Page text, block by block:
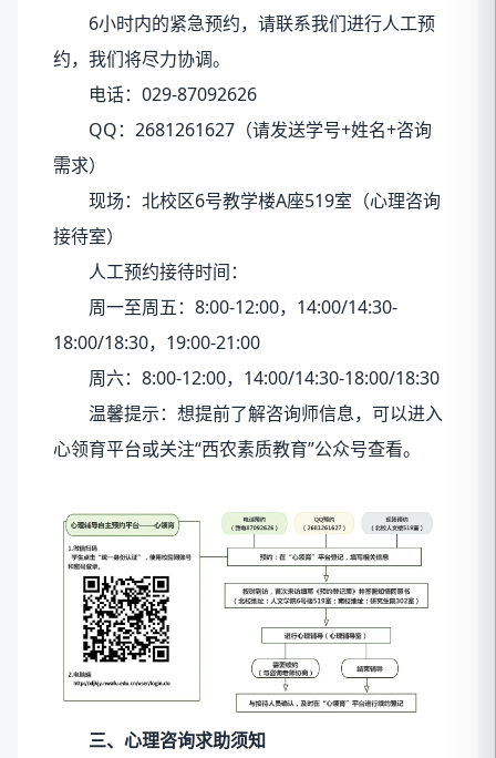
6小时内的紧急预约，请联系我们进行人工预
约，我们将尽力协调。
电话：029-87092626
QQ：2681261627（请发送学号+姓名+咨询
需求）
现场：北校区6号教学楼A座519室（心理咨询
接待室）
人工预约接待时间：
周一至周五：8:00-12:00，14:00/14:30-
18:00/18:30，19:00-21:00
周六：8:00-12:00，14:00/14:30-18:00/18:30
温馨提示：想提前了解咨询师信息，可以进入
心领育平台或关注“西农素质教育”公众号查看。
三、心理咨询求助须知